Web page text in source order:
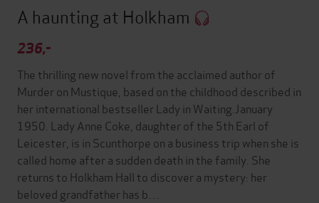
A haunting at Holkham
236,-
The thrilling new novel from the acclaimed author of
Murder on Mustique, based on the childhood described in
her international bestseller Lady in Waiting.January
1950. Lady Anne Coke, daughter of the 5th Earl of
Leicester, is in Scunthorpe on a business trip when she is
called home after a sudden death in the family. She
returns to Holkham Hall to discover a mystery: her
beloved grandfather has b…